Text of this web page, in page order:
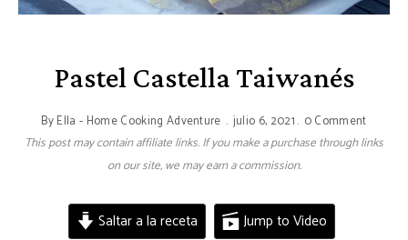
Pastel Castella Taiwanés
ByElla - Home Cooking Adventure julio 6, 2021 0 Comment
This post may contain affiliate links. If you make a purchase through links
on our site, we may earn a commission.
Saltar a la receta
Jump to Video